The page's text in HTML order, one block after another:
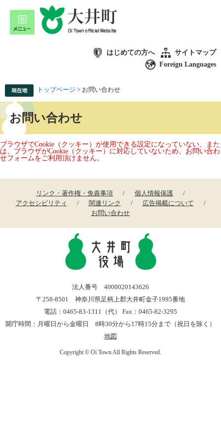
はじめての方へ
サイトマップ
Foreign Languages
トップページ > お問い合わせ
お問い合わせ
ブラウザでCookie（クッキー）が使用できる設定になっていない、また
は、ブラウザがCookie（クッキー）に対応していないため、お問い合わ
せフォームをご利用頂けません。
リンク・著作権・免責事項
個人情報保護
アクセシビリティ
関連リンク
広告掲載について
お問い合わせ
法人番号 4000020143626
〒258-8501 神奈川県足柄上郡大井町金子1995番地
電話：0465-83-1311（代） Fax：0465-82-3295
開庁時間：月曜日から金曜日 8時30分から17時15分まで（祝日を除く）
地図
Copyright © Oi Town All Rights Reserved.